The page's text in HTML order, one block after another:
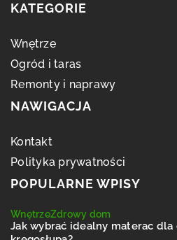
KATEGORIE
Wnętrze
Ogród i taras
Remonty i naprawy
NAWIGACJA
Kontakt
Polityka prywatności
POPULARNE WPISY
WnętrzeZdrowy dom
Jak wybrać idealny materac dla